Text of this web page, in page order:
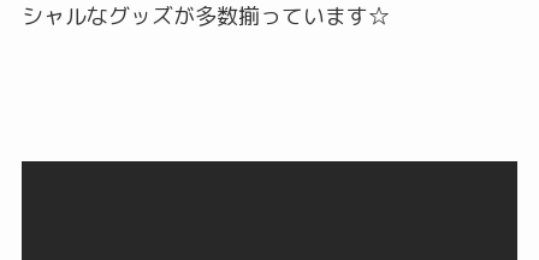
シャルなグッズが多数揃っています☆